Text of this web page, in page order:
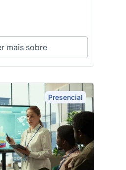
mais sobre
Presencial